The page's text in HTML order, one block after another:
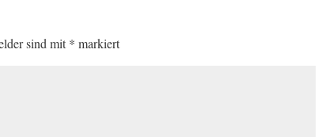
sind mit* markiert